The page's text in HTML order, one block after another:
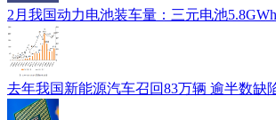
2月我国动力电池装车量：三元电池
去年我国新能源汽车召回83万辆 逾半数缺